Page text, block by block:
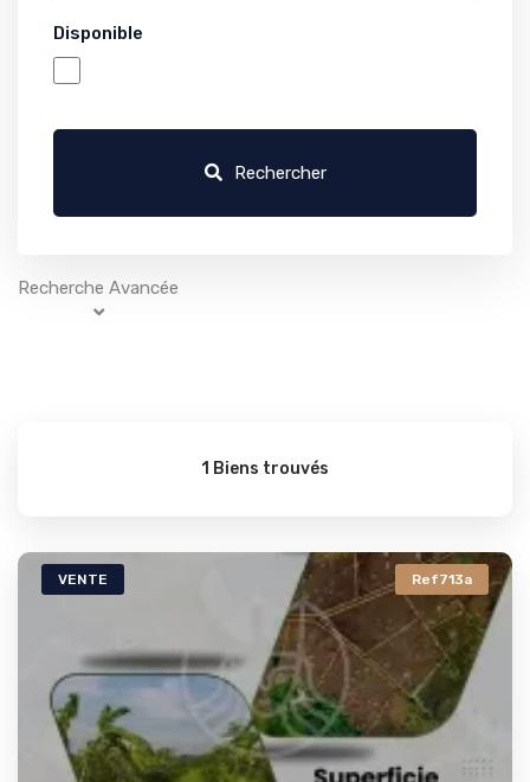
Disponible
Rechercher
Recherche Avancée
1 Biens trouvés
VENTE Ref713a